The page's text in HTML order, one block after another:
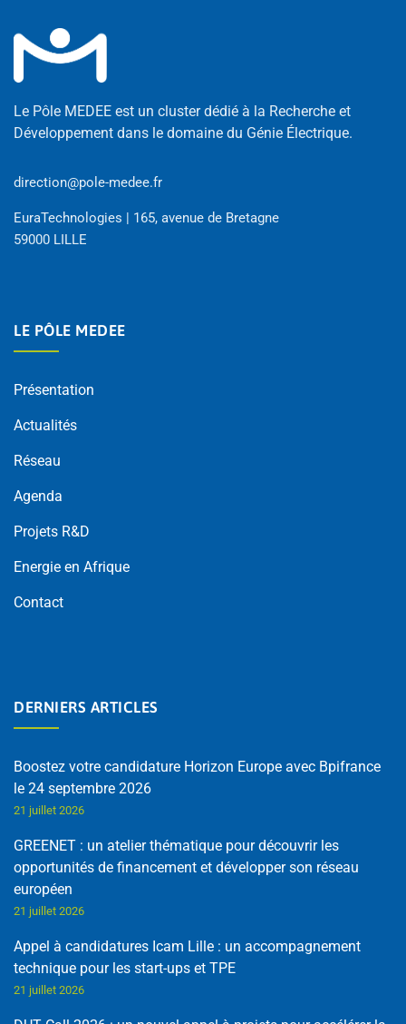
Le Pôle MEDEE est un cluster dédié à la Recherche et
Développement dans le domaine du Génie Électrique.
direction@pole-medee.fr
EuraTechnologies | 165, avenue de Bretagne
59000 LILLE
LE PÔLE MEDEE
Présentation
Actualités
Réseau
Agenda
Projets R&D
Energie en Afrique
Contact
DERNIERS ARTICLES
Boostez votre candidature Horizon Europe avec Bpifrance
le 24 septembre 2026
21 juillet 2026
GREENET : un atelier thématique pour découvrir les
opportunités de financement et développer son réseau
européen
21 juillet 2026
Appel à candidatures Icam Lille : un accompagnement
technique pour les start-ups et TPE
21 juillet 2026